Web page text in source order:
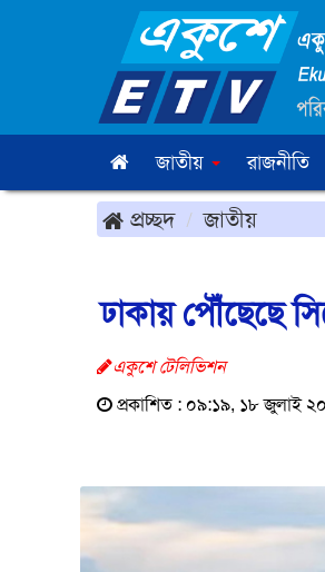
জাতীয় রাজনীতি
প্রচ্ছদ জাতীয়
ঢাকায় পৌঁছেছে
একুশে টেলিভিশন
প্রকাশিত : ০৯:১৯, ১৮ জুলাই